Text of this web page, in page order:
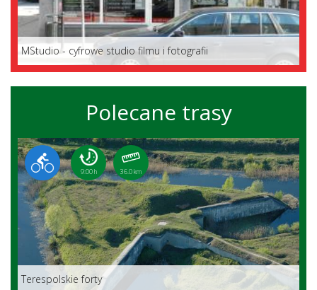
MStudio - cyfrowe studio filmu i fotografii
Polecane trasy
9:00 h 36.0 km
Terespolskie forty